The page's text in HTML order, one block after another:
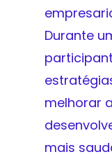
Durante
melhorar
mais